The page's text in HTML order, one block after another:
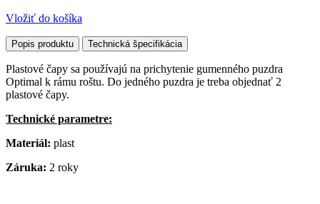
Vložiť do košíka
Popis produktu Technická špecifikácia
Plastové čapy sa používajú na prichytenie gumenného puzdra
Optimal k rámu roštu. Do jedného puzdra je treba objednať 2
plastové čapy.
Technické parametre:
Materiál: plast
Záruka: 2 roky